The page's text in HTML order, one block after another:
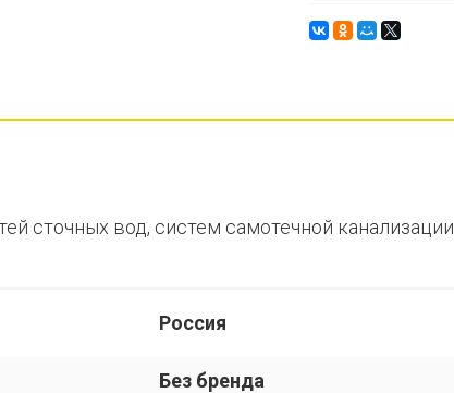
сточных вод, систем самотечной канализации.
Россия
Без бренда